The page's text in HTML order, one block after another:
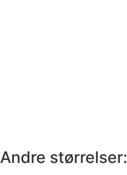
Andre størrelser: